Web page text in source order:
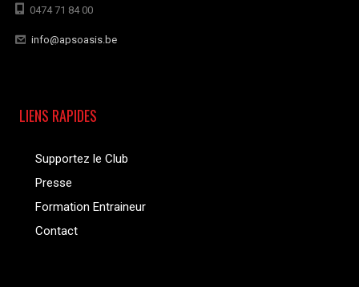
0474 71 84 00
info@apsoasis.be
LIENS RAPIDES
Supportez le Club
Presse
Formation Entraineur
Contact